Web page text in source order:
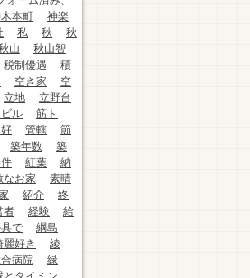
本町
神楽
私 秋
秋
山
秋山智
税制優遇
積
空き家
空
立地
立野台
ル
筋ト
管轄
節
築年数
築
紅葉
納
なお家
素晴
紹介
終
者 経験
給
で
綱島
麗好き
綾
病院
緑